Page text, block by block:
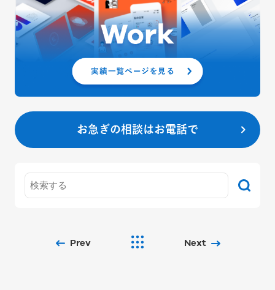
お急ぎの相談はお電話で
Prev Next